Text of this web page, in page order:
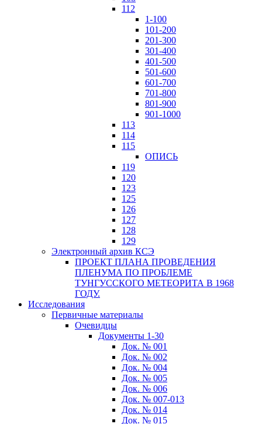
112
1-100
101-200
201-300
301-400
401-500
501-600
601-700
701-800
801-900
901-1000
113
114
115
ОПИСЬ
119
120
123
125
126
127
128
129
Электронный архив КСЭ
ПРОЕКТ ПЛАНА ПРОВЕДЕНИЯ
ПЛЕНУМА ПО ПРОБЛЕМЕ
ТУНГУССКОГО МЕТЕОРИТА В 1968
ГОДУ.
Исследования
Первичные материалы
Очевидцы
Документы 1-30
Док. № 001
Док. № 002
Док. № 004
Док. № 005
Док. № 006
Док. № 007-013
Док. № 014
Док. № 015